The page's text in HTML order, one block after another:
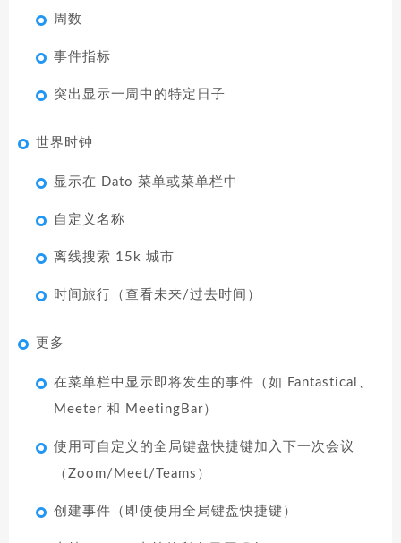
周数
事件指标
突出显示一周中的特定日子
世界时钟
显示在 Dato 菜单或菜单栏中
自定义名称
离线搜索 15k 城市
时间旅行（查看未来/过去时间）
更多
在菜单栏中显示即将发生的事件（如 Fantastical、
Meeter 和 MeetingBar）
使用可自定义的全局键盘快捷键加入下一次会议
（Zoom/Meet/Teams）
创建事件（即使使用全局键盘快捷键）